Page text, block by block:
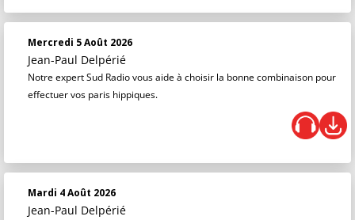
Mercredi 5 Août 2026
Jean-Paul Delpérié
Notre expert Sud Radio vous aide à choisir la bonne combinaison pour
effectuer vos paris hippiques.
Mardi 4 Août 2026
Jean-Paul Delpérié